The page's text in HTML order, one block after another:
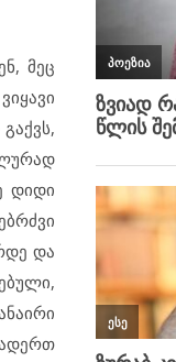
მეც
დიდი
და